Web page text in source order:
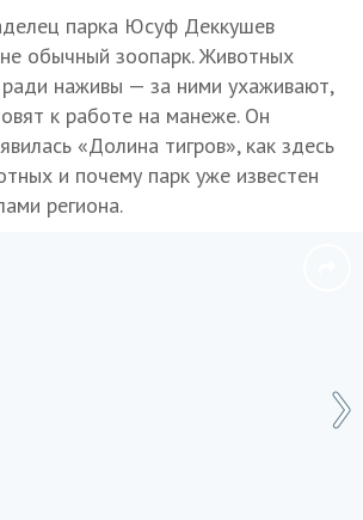
парка Юсуф Деккушев
обычный зоопарк. Животных
наживы — за ними ухаживают,
к работе на манеже. Он
«Долина тигров», как здесь
и почему парк уже известен
региона.